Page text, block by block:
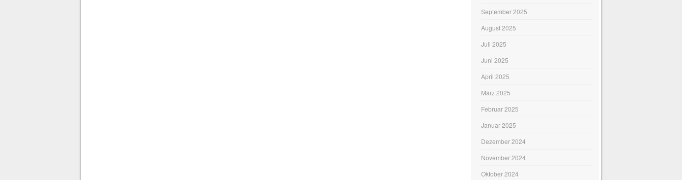
September 2025
August 2025
Juli 2025
Juni 2025
April 2025
März 2025
Februar 2025
Januar 2025
Dezember 2024
November 2024
Oktober 2024